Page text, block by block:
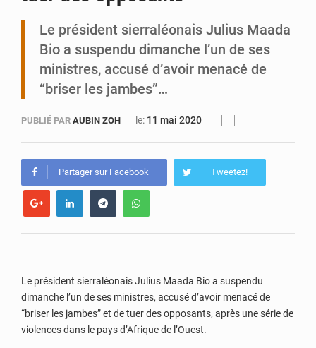
Tibiri : le dialogue, nouveau terrain de jeu pour la paix
Le président sierraléonais Julius Maada
Bio a suspendu dimanche l’un de ses
ministres, accusé d’avoir menacé de
“briser les jambes”…
PUBLIÉ PAR AUBIN ZOH le: 11 mai 2020
Partager sur Facebook Tweetez!
Le président sierraléonais Julius Maada Bio a suspendu
dimanche l’un de ses ministres, accusé d’avoir menacé de
“briser les jambes” et de tuer des opposants, après une série de
violences dans le pays d’Afrique de l’Ouest.